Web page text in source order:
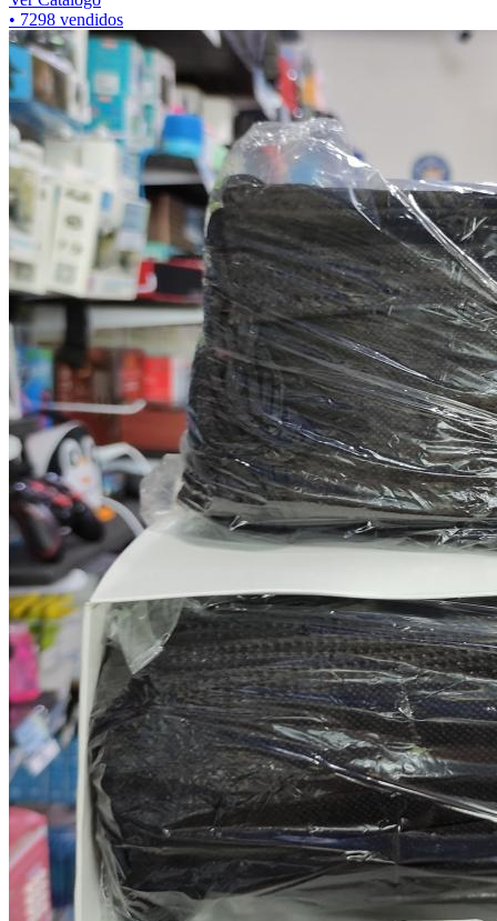
• 5825 vendidos